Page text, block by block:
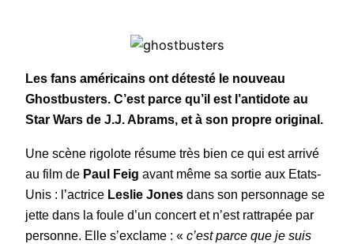
Les fans américains ont détesté le nouveau
Ghostbusters. C’est parce qu’il est l’antidote au
Star Wars de J.J. Abrams, et à son propre original.
Une scène rigolote résume très bien ce qui est arrivé
au film de Paul Feig avant même sa sortie aux Etats-
Unis : l’actrice Leslie Jones dans son personnage se
jette dans la foule d’un concert et n’est rattrapée par
personne. Elle s’exclame : « c’est parce que je suis